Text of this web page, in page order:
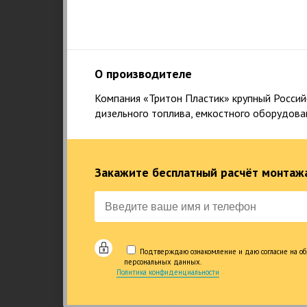
О производителе
Компания «Тритон Пластик» крупный
дизельного топлива, емкостного
Закажите бесплатный расчёт
Подтверждаю ознакомление и даю согласие на
персональных данных.
Политика конфиденциальности